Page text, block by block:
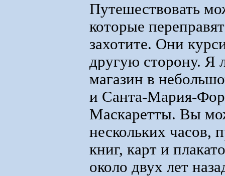
Путешествовать
которые
захотите. Они
другую сторону.
магазин в
и Санта-Мария-
Маскаретты. Вы
нескольких часов,
книг, карт и
около двух лет